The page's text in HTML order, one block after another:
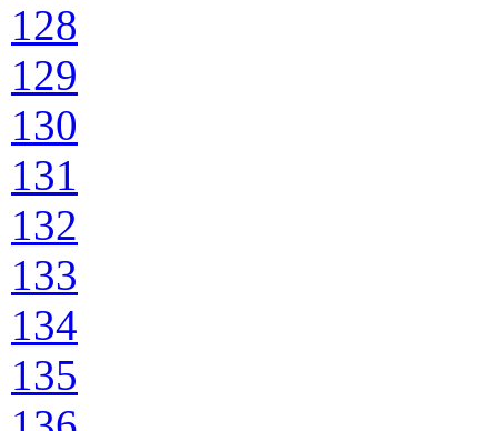
128
129
130
131
132
133
134
135